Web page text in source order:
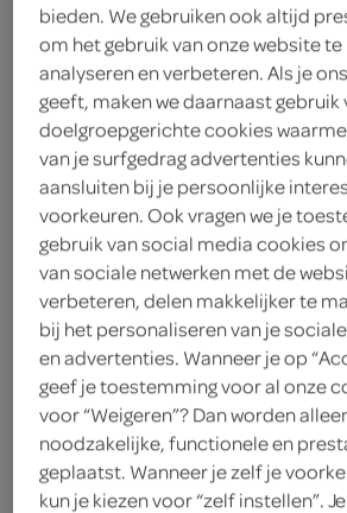
Cantabile
Green Grape
Cantabile
1.
99
230 Milliliter
Let op: aanbiedingen zijn niet
producten, maar worden wél
verwerkt in de winkelmand.
bieden. We gebruiken ook altijd
om het gebruik van onze website
analyseren en verbeteren. Als je
geeft, maken we daarnaast gebruik
doelgroepgerichte cookies
van je surfgedrag advertenties
aansluiten bij je persoonlijke
voorkeuren. Ook vragen we je
gebruik van social media cookies
van sociale netwerken met de
verbeteren, delen makkelijker te
bij het personaliseren van je
en advertenties. Wanneer je op
geef je toestemming voor al onze
voor “Weigeren”? Dan worden
noodzakelijke, functionele en
geplaatst. Wanneer je zelf je
kun je kiezen voor “zelf instellen”.